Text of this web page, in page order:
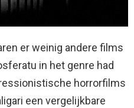
er weinig andere films
in het genre had
horrorfilms
een vergelijkbare